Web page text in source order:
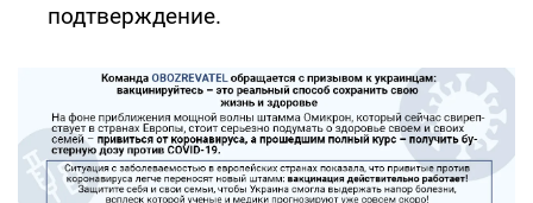
подтверждение.